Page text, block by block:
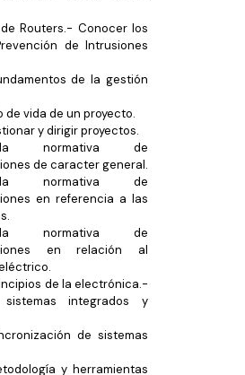
Routers.- Conocer los
de Intrusiones
de la gestión
de vida de un proyecto.
y dirigir proyectos.
normativa de
de caracter general.
normativa de
en referencia a las
normativa de
en relación al
de la electrónica.-
integrados y
de sistemas
y herramientas